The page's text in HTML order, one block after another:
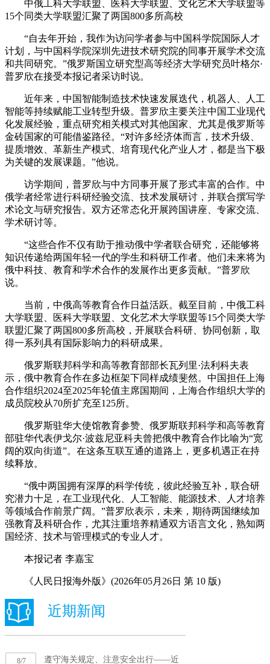
中俄工科大学联盟、医科大学联盟、文化艺术大学联盟等
15个同类大学联盟汇聚了两国800多所高校
“自去年开始，我作为访问学者参与中国科学院国际人才
计划，与中国科学院深圳先进技术研究院的同事开展学术交流
和共同研究。”俄罗斯国立研究型高等经济大学研究员叶格尔·
普罗欣在接受本报记者采访时说。
近年来，中国智能制造技术快速发展迭代，机器人、人工
智能等持续赋能工业转型升级。普罗欣主要关注中国工业现代
化发展经验，重点研究相关模式对其他国家、尤其是俄罗斯等
金砖国家的可能借鉴路径。“对许多经济体而言，技术升级、
提质增效、革新生产模式、培育现代化产业人才，都是当下极
为关键的发展课题。”他说。
访学期间，普罗欣与中方同事开展了形式丰富的合作。中
俄学者经常进行科研经验交流、技术发展研讨，并联合撰写学
术论文与研究报告。双方还常态化开展跨国讲座、专家交流、
学术研讨等。
“这些合作不仅有助于推动俄中学者联合研究，还能够将
知识传递给两国年轻一代的学生和科研工作者。他们未来将为
俄中科技、教育和学术合作的发展作出更多贡献。”普罗欣
说。
当前，中俄高等教育合作日益活跃。截至目前，中俄工科
大学联盟、医科大学联盟、文化艺术大学联盟等15个同类大学
联盟汇聚了两国800多所高校，开展联合科研、协同创新，取
得一系列具有国际影响力的科研成果。
俄罗斯联邦科学和高等教育部部长瓦列里·法利科夫表
示，俄中教育合作在多边框架下同样成绩斐然。中国担任上海
合作组织2024至2025年轮值主席国期间，上海合作组织大学的
成员院校从70所扩充至125所。
俄罗斯驻华大使馆教育参赞、俄罗斯联邦科学和高等教育
部驻华代表伊戈尔·波兹尼亚科夫曾把俄中教育合作比喻为“宽
阔的双向街道”。在这条互联互通的道路上，更多机遇正在持
续释放。
“俄中两国拥有深厚的科学传统，彼此经验互补，联合研
究潜力十足，在工业现代化、人工智能、能源技术、人才培养
等领域合作前景广阔。”普罗欣表示，未来，期待两国继续加
强教育及科研合作，尤其注重培养精通双方语言文化，熟知两
国经济、技术与管理模式的专业人才。
本报记者 李嘉宝
《人民日报海外版》(2026年05月26日 第 10 版)